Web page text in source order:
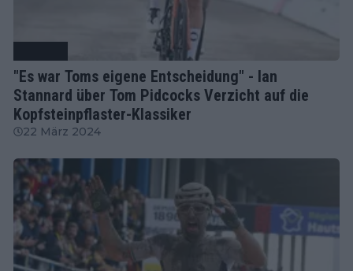
"Es war Toms eigene Entscheidung" - Ian
Stannard über Tom Pidcocks Verzicht auf die
Kopfsteinpflaster-Klassiker
22 März 2024